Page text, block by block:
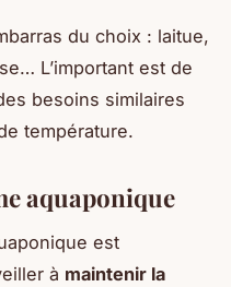
du choix : laitue,
L’important est de
besoins similaires
température.
aquaponique
est
à maintenir la